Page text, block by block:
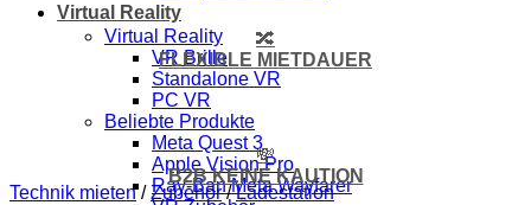
Virtual Reality
Virtual Reality
VR Brille
Standalone VR
PC VR
Beliebte Produkte
Meta Quest 3
Apple Vision Pro
Ray-Ban Meta Wayfarer
🔀
FLEXIBLE MIETDAUER
💸
B2B KEINE KAUTION
Technik mieten / Zubehör / Ladestation